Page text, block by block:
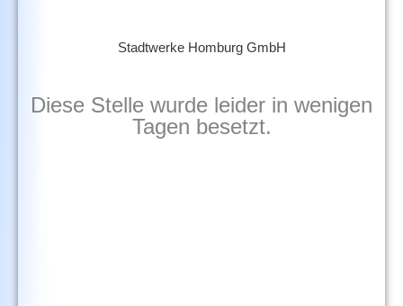
Stadtwerke Homburg GmbH
Diese Stelle wurde leider in wenigen
Tagen besetzt.